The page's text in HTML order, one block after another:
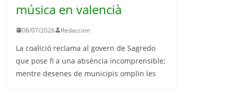
música en valencià
08/07/2026 Redaccion
La coalició reclama al govern de Sagredo
que pose fi a una absència incomprensible;
mentre desenes de municipis omplin les